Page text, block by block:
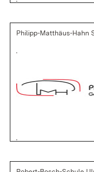
Philipp-Matthäus-Hahn